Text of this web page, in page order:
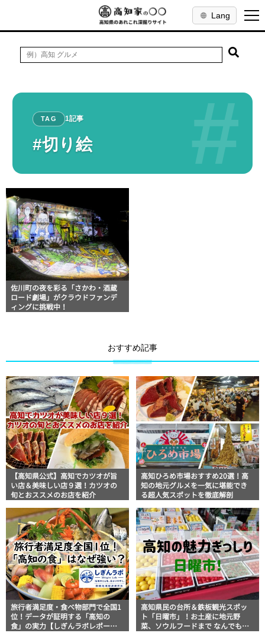
Lang
#
TAG 1記事
#切り絵
佐川町の夜を彩る「さかわ・酒蔵
ロード劇場」がクラウドファンデ
ィングに挑戦中！
おすすめ記事
【高知県公式】高知でカツオが旨
い店＆美味しい店９選！カツオの
旬とおススメのお店を紹介
高知ひろめ市場おすすめ20選！高
知の地元グルメを一気に堪能でき
る超人気スポットを徹底解剖
旅行者満足度・食べ物部門で全国1
位！データが証明する「高知の
食」の実力【しぎんラボレポー
高知県民の台所＆鉄板観光スポッ
ト「日曜市」！お土産に地元野
菜、ソウルフードまで なんでもそ